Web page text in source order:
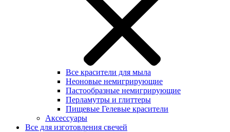
Все красители для мыла
Неоновые немигрирующие
Пастообразные немигрирующие
Перламутры и глиттеры
Пищевые Гелевые красители
Аксессуары
Все для изготовления свечей